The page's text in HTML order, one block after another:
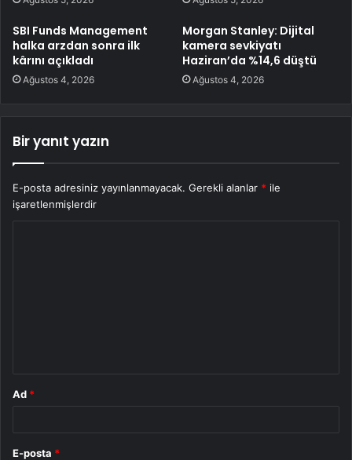
SBI Funds Management
halka arzdan sonra ilk
kârını açıkladı
Ağustos 4, 2026
Morgan Stanley: Dijital
kamera sevkiyatı
Haziran’da %14,6 düştü
Ağustos 4, 2026
Bir yanıt yazın
E-posta adresiniz yayınlanmayacak. Gerekli alanlar * ile
işaretlenmişlerdir
Ad *
E-posta *